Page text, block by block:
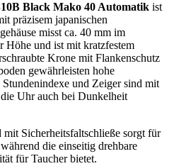
Black Mako 40 Automatik ist
präzisem japanischen
misst ca. 40 mm im
Höhe und ist mit kratzfestem
Krone mit Flankenschutz
gewährleisten hohe
und Zeiger sind mit
die Uhr auch bei Dunkelheit
mit Sicherheitsfaltschließe sorgt für
die einseitig drehbare
für Taucher bietet.